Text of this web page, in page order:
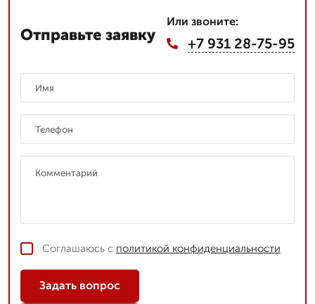
Отправьте заявку
Или звоните:
+7 931 28-75-95
Соглашаюсь с политикой конфиденциальности
Задать вопрос